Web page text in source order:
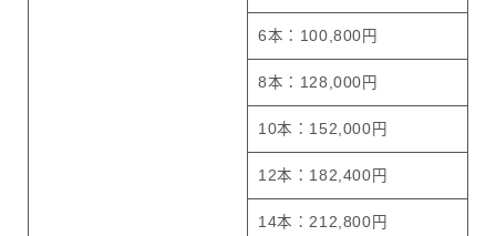
6本：100,800円
8本：128,000円
10本：152,000円
12本：182,400円
14本：212,800円